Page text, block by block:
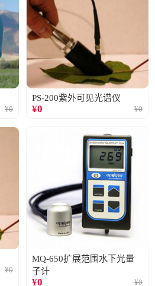
¥0
PS-200紫外可见光谱仪
¥0 ¥0
¥0
MQ-650扩展范围水下光量
子计
¥0 ¥0